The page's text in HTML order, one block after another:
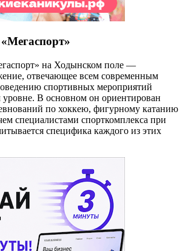
на Ходынском поле —
отвечающее всем современным
спортивных мероприятий
В основном он ориентирован
по хоккею, фигурному катанию
специалистами спорткомплекса при
специфика каждого из этих